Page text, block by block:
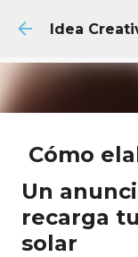
Ir
Idea
Cómo
Creativo
GRATIS
AGENCIA
Un
recarga
solar